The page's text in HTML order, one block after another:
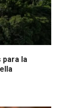
para la